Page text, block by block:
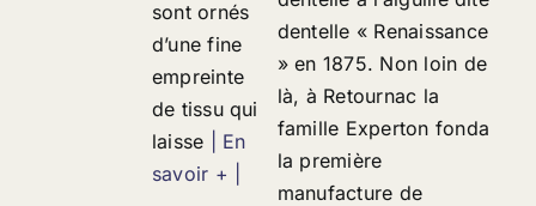
sont ornés
d’une fine
empreinte
de tissu qui
laisse
| En
savoir + |
dentelle « Renaissance
» en 1875. Non loin de
là, à Retournac la
famille Experton fonda
la première
manufacture de